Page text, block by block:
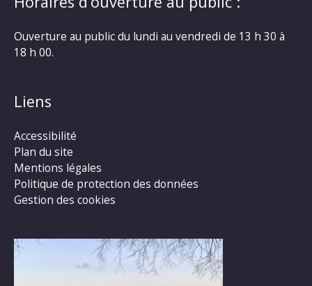
Ouverture au public du lundi au vendredi de 13 h 30 à
18 h 00.
Liens
Accessibilité
Plan du site
Mentions légales
Politique de protection des données
Gestion des cookies